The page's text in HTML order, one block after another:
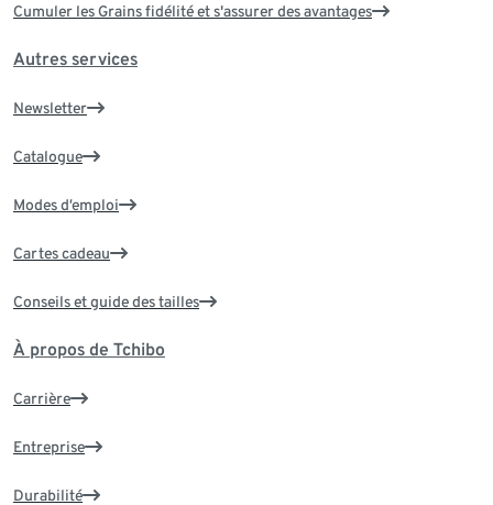
Cumuler les Grains fidélité et s'assurer des avantages
Autres services
Newsletter
Catalogue
Modes d’emploi
Cartes cadeau
Conseils et guide des tailles
À propos de Tchibo
Carrière
Entreprise
Durabilité